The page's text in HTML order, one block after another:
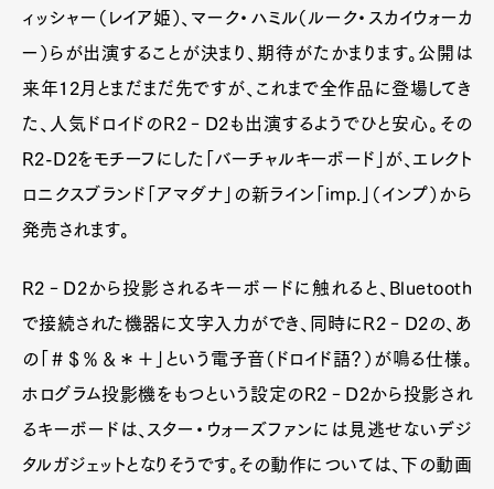
ィッシャー（レイア姫）、マーク・ハミル（ルーク・スカイウォーカ
ー）らが出演することが決まり、期待がたかまります。公開は
来年12月とまだまだ先ですが、これまで全作品に登場してき
た、人気ドロイドのR2‐D2も出演するようでひと安心。その
R2-D2をモチーフにした「バーチャルキーボード」が、エレクト
ロニクスブランド「アマダナ」の新ライン「imp.」（インプ）から
発売されます。
R2‐D2から投影されるキーボードに触れると、Bluetooth
で接続された機器に文字入力ができ、同時にR2‐D2の、あ
の「＃＄％＆＊＋」という電子音（ドロイド語？）が鳴る仕様。
ホログラム投影機をもつという設定のR2‐D2から投影され
るキーボードは、スター・ウォーズファンには見逃せないデジ
タルガジェットとなりそうです。その動作については、下の動画